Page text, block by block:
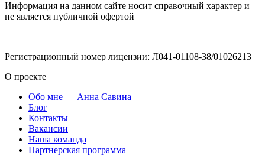
Информация на данном сайте носит справочный характер и
не является публичной офертой
Регистрационный номер лицензии: Л041-01108-38/01026213
О проекте
Обо мне — Анна Савина
Блог
Контакты
Вакансии
Наша команда
Партнерская программа